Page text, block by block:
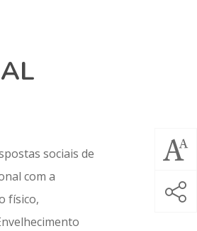
sociais de
com a
físico,